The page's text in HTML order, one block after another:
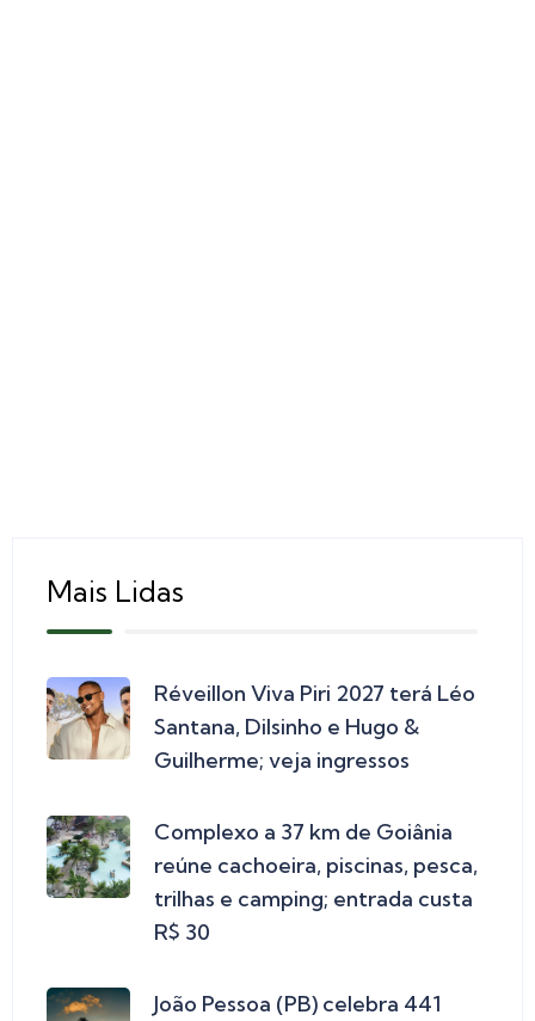
Mais Lidas
Réveillon Viva Piri 2027 terá Léo
Santana, Dilsinho e Hugo &
Guilherme; veja ingressos
Complexo a 37 km de Goiânia
reúne cachoeira, piscinas, pesca,
trilhas e camping; entrada custa
R$ 30
João Pessoa (PB) celebra 441